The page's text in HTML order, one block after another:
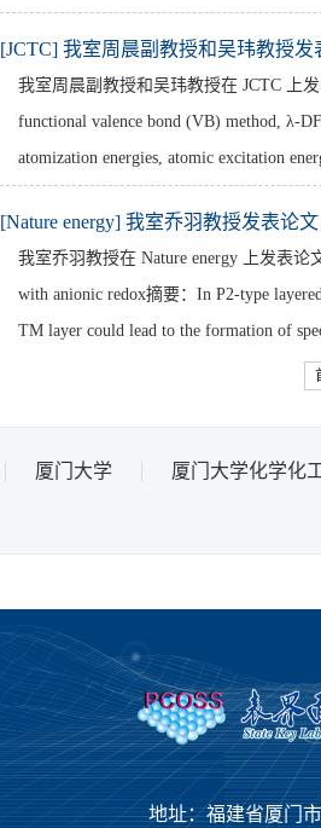
[JCTC] 我室周晨副教授和吴玮教授发
我室周晨副教授和吴玮教授在 JCTC 上发
functional valence bond (VB) method, λ-
atomization energies, atomic excitation
[Nature energy] 我室乔羽教授发表论文
我室乔羽教授在 Nature energy 上发表论
with anionic redox摘要：In P2-type
TM layer could lead to the formation of
厦门大学 厦门大学化学化
地址：福建省厦门